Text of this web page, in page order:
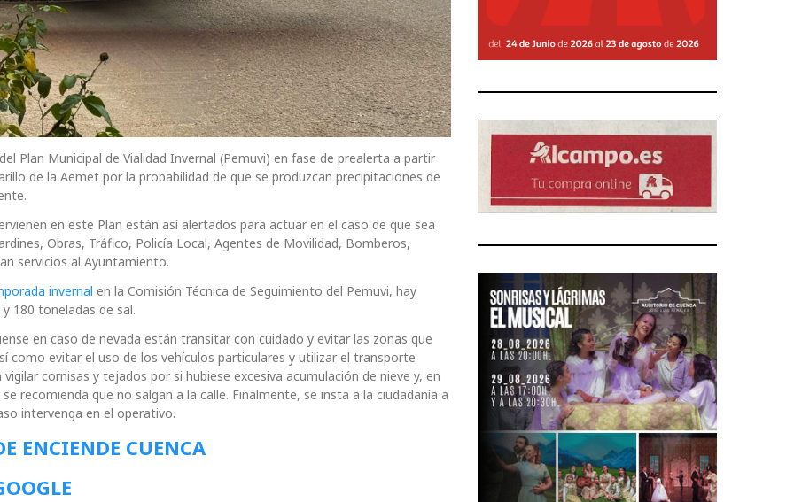
Plan Municipal de Vialidad Invernal (Pemuvi) en fase de prealerta a partir
de la Aemet por la probabilidad de que se produzcan precipitaciones de
en este Plan están así alertados para actuar en el caso de que sea
Obras, Tráfico, Policía Local, Agentes de Movilidad, Bomberos,
servicios al Ayuntamiento.
invernal en la Comisión Técnica de Seguimiento del Pemuvi, hay
180 toneladas de sal.
en caso de nevada están transitar con cuidado y evitar las zonas que
como evitar el uso de los vehículos particulares y utilizar el transporte
cornisas y tejados por si hubiese excesiva acumulación de nieve y, en
recomienda que no salgan a la calle. Finalmente, se insta a la ciudadanía a
intervenga en el operativo.
ENCIENDE CUENCA